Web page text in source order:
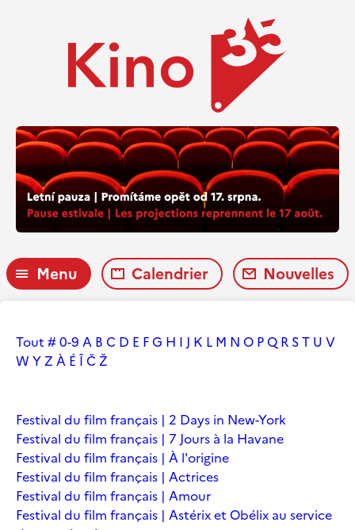
Menu Calendrier Nouvelles
Tout # 0-9 A B C D E FG H I J K L M N O PQ R ST U V
W YZ À É ÎČŽ
Festival du film français | 2 Days in New-York
Festival du film français | 7 Jours à la Havane
Festival du film français | À l'origine
Festival du film français | Actrices
Festival du film français | Amour
Festival du film français | Astérix et Obélix au service